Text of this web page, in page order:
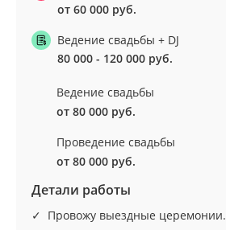
от 60 000 руб.
Ведение свадьбы + DJ
80 000 - 120 000 руб.
Ведение свадьбы
от 80 000 руб.
Проведение свадьбы
от 80 000 руб.
Детали работы
✓ Провожу выездные церемонии.